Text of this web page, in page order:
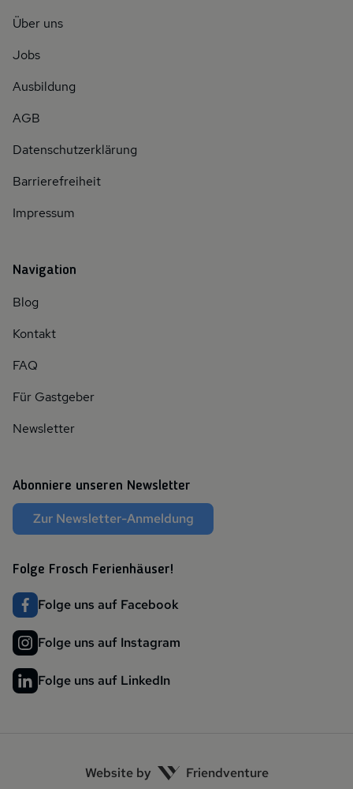
Über uns
Jobs
Ausbildung
AGB
Datenschutzerklärung
Barrierefreiheit
Impressum
Navigation
Blog
Kontakt
FAQ
Für Gastgeber
Newsletter
Abonniere unseren Newsletter
Zur Newsletter-Anmeldung
Folge Frosch Ferienhäuser!
Folge uns auf Facebook
Folge uns auf Instagram
Folge uns auf LinkedIn
Website by Friendventure